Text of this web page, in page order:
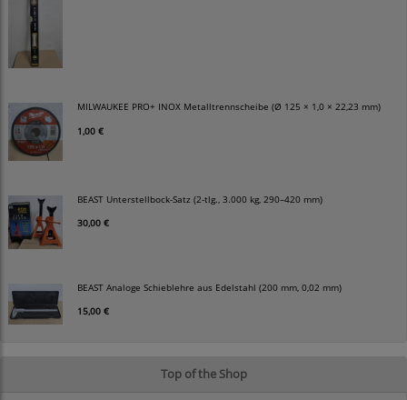
MILWAUKEE PRO+ INOX Metalltrennscheibe (Ø 125 × 1,0 × 22,23 mm)
1,00 €
BEAST Unterstellbock-Satz (2-tlg., 3.000 kg, 290–420 mm)
30,00 €
BEAST Analoge Schieblehre aus Edelstahl (200 mm, 0,02 mm)
15,00 €
Top of the Shop